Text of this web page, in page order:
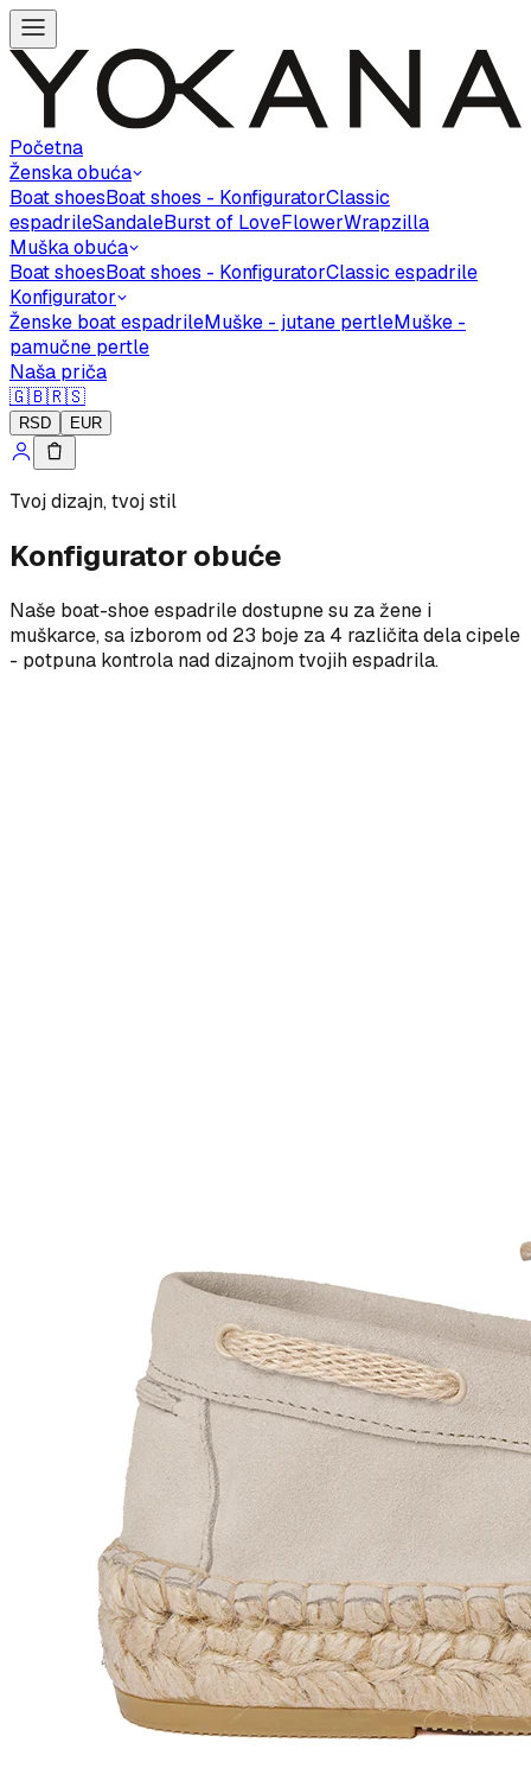
Početna
Ženska obuća
Boat shoesBoat shoes - KonfiguratorClassic
espadrileSandaleBurst of LoveFlowerWrapzilla
Muška obuća
Boat shoesBoat shoes - KonfiguratorClassic espadrile
Konfigurator
Ženske boat espadrileMuške - jutane pertleMuške -
pamučne pertle
Naša priča
🇬🇧🇷🇸
RSD EUR
Tvoj dizajn, tvoj stil
Konfigurator obuće
Naše boat-shoe espadrile dostupne su za žene i
muškarce, sa izborom od 23 boje za 4 različita dela cipele
- potpuna kontrola nad dizajnom tvojih espadrila.